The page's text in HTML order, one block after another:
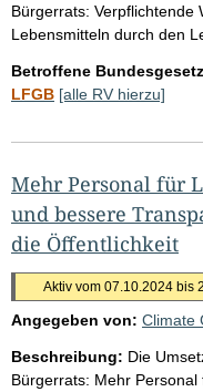
Bürgerrats: Verpflichtende
Lebensmitteln durch den
Betroffene
LFGB [alle RV hierzu]
Mehr Personal für
und bessere
die Öffentlichkeit
Aktiv vom 07.10.2024 bis
Angegeben von: Climate
Beschreibung: Die
Bürgerrats: Mehr